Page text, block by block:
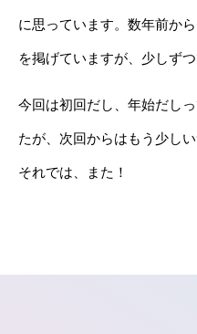
に思っています。数年前か
を掲げていますが、少しず
今回は初回だし、年始だし
たが、次回からはもう少し
それでは、また！